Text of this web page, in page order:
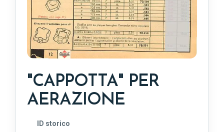
"CAPPOTTA" PER
AERAZIONE
ID storico